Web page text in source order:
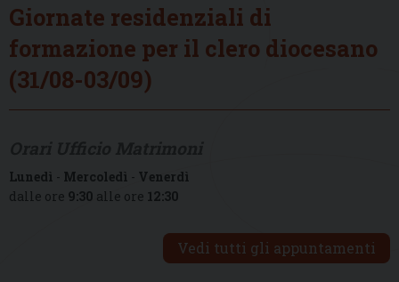
Giornate residenziali di
formazione per il clero diocesano
(31/08-03/09)
Lunedì - Mercoledì - Venerdì
dalle ore 9:30 alle ore 12:30
Vedi tutti gli appuntamenti